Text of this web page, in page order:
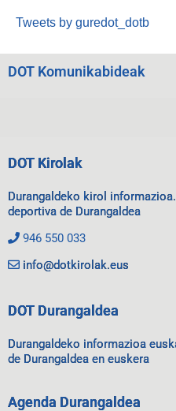
Tweets by guredot_dotb
DOT Komunikabideak
DOT Kirolak
Durangaldeko kirol
deportiva de Durangaldea
946 550 033
info@dotkirolak.eus
DOT Durangaldea
Durangaldeko informazioa
de Durangaldea en euskera
Agenda Durangaldea